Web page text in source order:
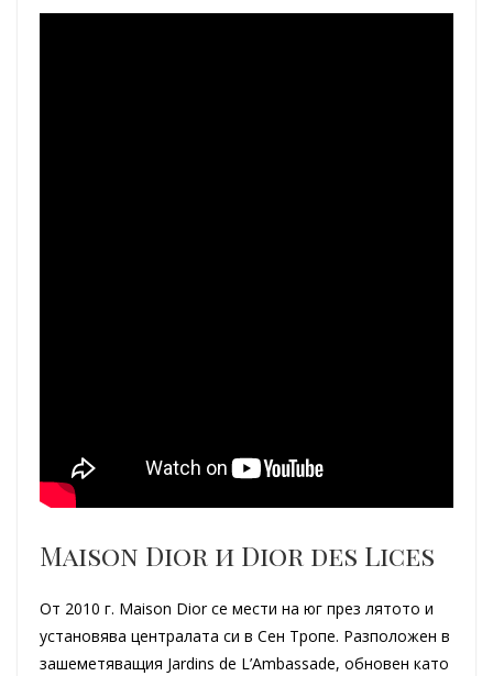
Maison Dior и Dior des Lices
От 2010 г. Maison Dior се мести на юг през лятото и
установява централата си в Сен Тропе. Разположен в
зашеметяващия Jardins de L’Ambassade, обновен като